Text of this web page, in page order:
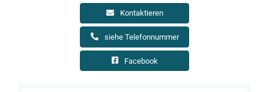
Kontaktieren
siehe Telefonnummer
Facebook